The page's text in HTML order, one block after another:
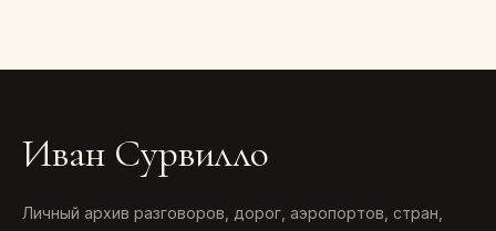
Иван Сурвилло
Личный архив разговоров, дорог, аэропортов, стран,